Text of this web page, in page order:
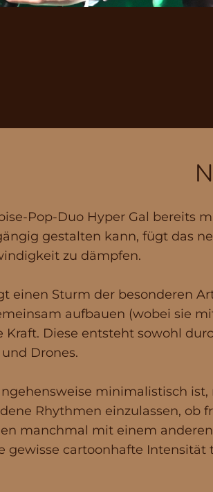
Pop-Duo Hyper Gal bereits
gestalten kann, fügt das
zu dämpfen.
einen Sturm der besonderen
aufbauen (wobei sie
Kraft. Diese entsteht sowohl
Drones.
minimalistisch
Rhythmen einzulassen, ob
manchmal mit einem
gewisse cartoonhafte